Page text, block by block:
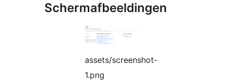
Schermafbeeldingen
assets/screenshot-
1.png